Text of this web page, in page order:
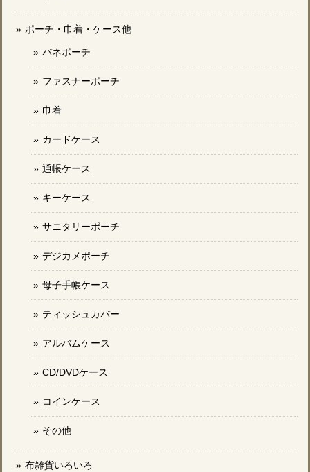
ポーチ・巾着・ケース他
バネポーチ
ファスナーポーチ
巾着
カードケース
通帳ケース
キーケース
サニタリーポーチ
デジカメポーチ
母子手帳ケース
ティッシュカバー
アルバムケース
CD/DVDケース
コインケース
その他
布雑貨いろいろ